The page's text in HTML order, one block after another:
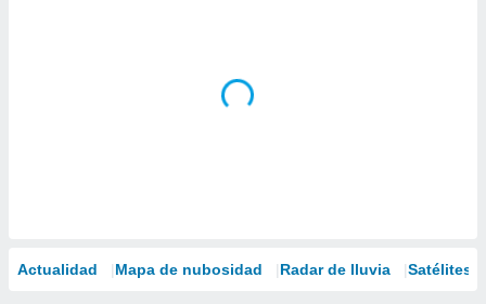
Actualidad Mapa de nubosidad Radar de lluvia Satélites